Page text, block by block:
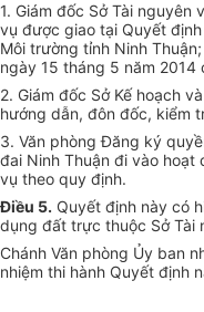
1. Giám đốc Sở Tài
vụ được giao tại Quyết
Môi trường tỉnh Ninh
ngày 15 tháng 5 năm
2. Giám đốc Sở Kế hoạch
hướng dẫn, đôn đốc, kiểm
3. Văn phòng Đăng ký
đai Ninh Thuận đi vào
vụ theo quy định.
Điều 5. Quyết định này có
dụng đất trực thuộc Sở Tài
Chánh Văn phòng Ủy ban
nhiệm thi hành Quyết định